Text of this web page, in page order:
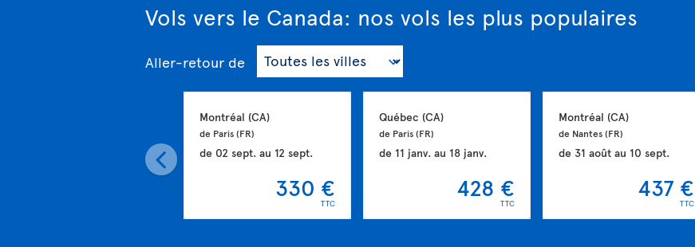
Vols vers le Canada: nos vols les plus populaires
Aller-retour de
Montréal (CA)
de Paris (FR)
de 02 sept.au 12 sept.
330 €
TTC
Québec (CA)
de Paris (FR)
de 11 janv.au 18 janv.
428 €
TTC
Montréal (CA)
de Nantes (FR)
de 31 aoûtau 10 sept.
437 €
TTC